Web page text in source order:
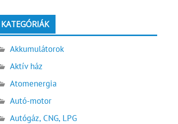
KATEGÓRIÁK
Akkumulátorok
Aktív ház
Atomenergia
Autó-motor
Autógáz, CNG, LPG